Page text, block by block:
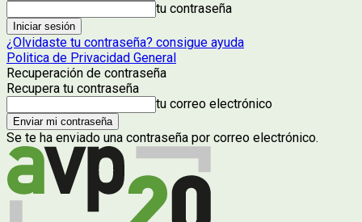
tu contraseña
¿Olvidaste tu contraseña? consigue ayuda
Politica de Privacidad General
Recuperación de contraseña
Recupera tu contraseña
tu correo electrónico
Se te ha enviado una contraseña por correo electrónico.